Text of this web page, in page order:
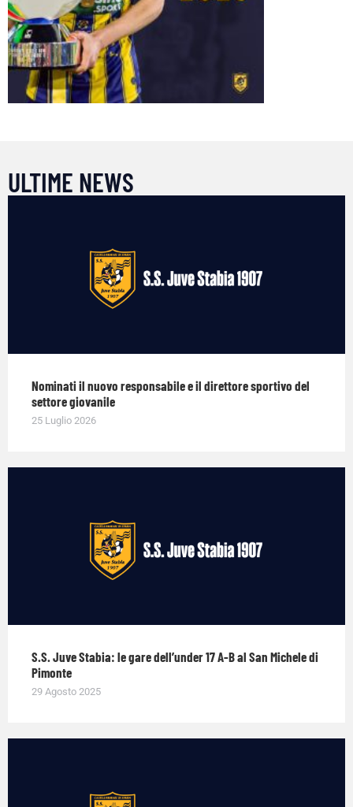
ULTIME NEWS
Nominati il nuovo responsabile e il direttore sportivo del
settore giovanile
25 Luglio 2026
S.S. Juve Stabia: le gare dell’under 17 A-B al San Michele di
Pimonte
29 Agosto 2025